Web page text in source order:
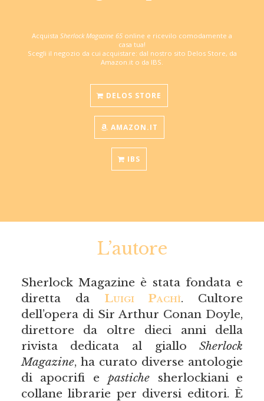
Acquista Sherlock Magazine 65 online e ricevilo comodamente a
casa tua!
Scegli il negozio da cui acquistare: dal nostro sito Delos Store, da
Amazon.it o da IBS.
DELOS STORE
AMAZON.IT
IBS
L’autore
Sherlock Magazine è stata fondata e
diretta da Luigi Pachì. Cultore
dell’opera di Sir Arthur Conan Doyle,
direttore da oltre dieci anni della
rivista dedicata al gialloSherlock
Magazine, ha curato diverse antologie
di apocrifi e pastichesherlockiani e
collane librarie per diversi editori. È